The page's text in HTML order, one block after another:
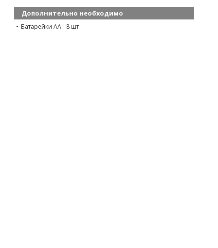
Дополнительно необходимо
Батарейки АА - 8 шт